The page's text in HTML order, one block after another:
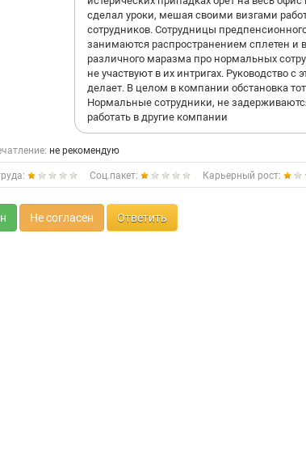
сделал уроки, мешая своими визгами
сотрудников. Сотрудницы
занимаются распространением сплетен
различного маразма про нормальных
не участвуют в их интригах. Руководство с
делает. В целом в компании обстановка
Нормальные сотрудники, не
работать в другие компании
не рекомендую
Соц.пакет: Карьерный рост:
Не согласен Ответить